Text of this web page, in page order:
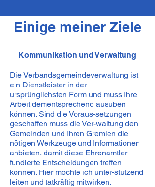
Einige meiner Ziele
Kommunikation und Verwaltung
Die Verbandsgemeindeverwaltung ist
ein Dienstleister in der
ursprünglichsten Form und muss Ihre
Arbeit dementsprechend ausüben
können. Sind die Voraus-setzungen
geschaffen muss die Ver-waltung den
Gemeinden und Ihren Gremien die
nötigen Werkzeuge und Informationen
anbieten, damit diese Ehrenamtler
fundierte Entscheidungen treffen
können. Hier möchte ich unter-stützend
leiten und tatkräftig mitwirken.